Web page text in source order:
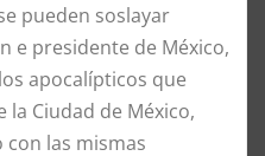
pueden soslayar
e presidente de México,
apocalípticos que
Ciudad de México,
las mismas